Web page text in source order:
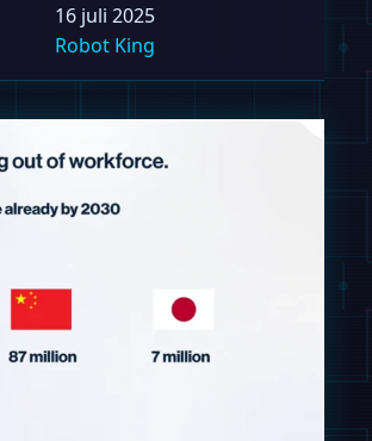
16 juli 2025
Robot King